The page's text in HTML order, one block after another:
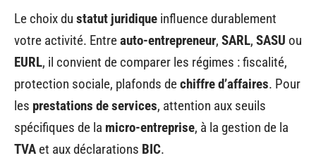
Le choix du statut juridique influence durablement
votre activité. Entreauto-entrepreneur, SARL, SASU ou
EURL, il convient de comparer les régimes : fiscalité,
protection sociale, plafonds dechiffre d’affaires. Pour
les prestations de services, attention aux seuils
spécifiques de la micro-entreprise, à la gestion de la
TVA et aux déclarations BIC.